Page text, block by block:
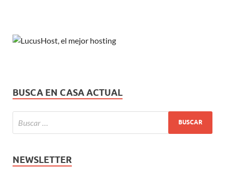
BUSCA EN CASA ACTUAL
NEWSLETTER